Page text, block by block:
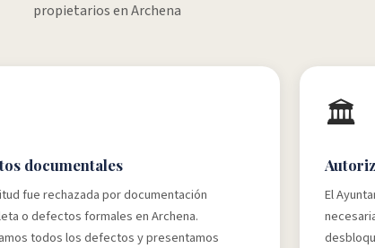
propietarios en Archena
documentales
fue rechazada por documentación
o defectos formales en Archena.
todos los defectos y presentamos
🏛️
El